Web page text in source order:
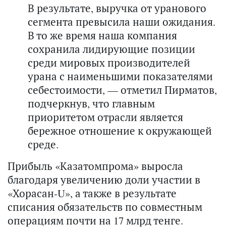
В результате, выручка от уранового
сегмента превысила наши ожидания.
В то же время наша компания
сохранила лидирующие позиции
среди мировых производителей
урана с наименьшими показателями
себестоимости, — отметил Пирматов,
подчеркнув, что главным
приоритетом отрасли является
бережное отношение к окружающей
среде.
Прибыль «Казатомпрома» выросла
благодаря увеличению доли участии в
«Хорасан-U», а также в результате
списания обязательств по совместным
операциям почти на 17 млрд тенге.